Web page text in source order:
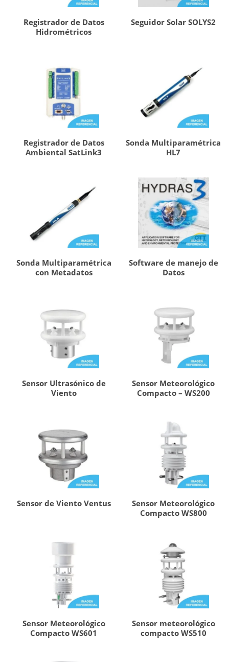
Registrador de Datos
Hidrométricos
Seguidor Solar SOLYS2
Registrador de Datos
Ambiental SatLink3
Sonda Multiparamétrica
HL7
Sonda Multiparamétrica
con Metadatos
Software de manejo de
Datos
Sensor Ultrasónico de
Viento
Sensor Meteorológico
Compacto – WS200
Sensor de Viento Ventus
Sensor Meteorológico
Compacto WS800
Sensor Meteorológico
Compacto WS601
Sensor meteorológico
compacto WS510